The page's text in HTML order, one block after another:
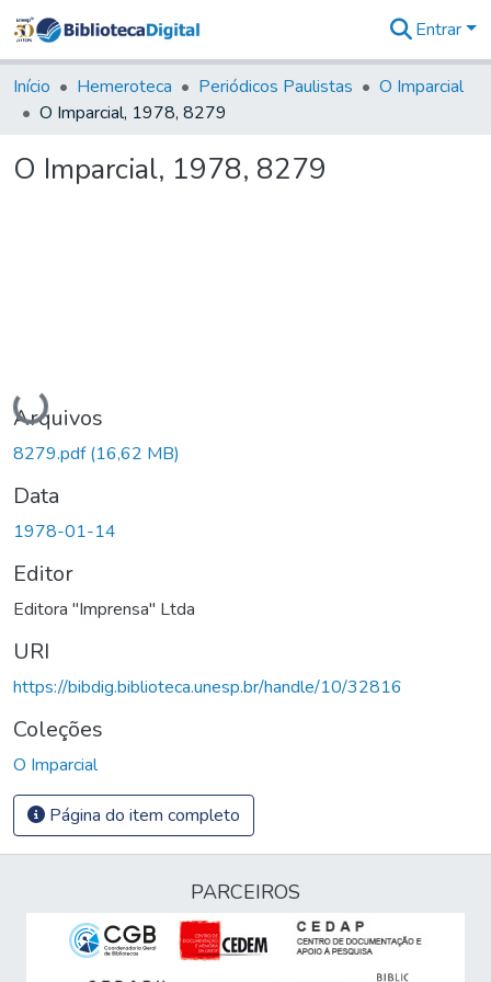
&
Coleções
Tudo na
Digital
Entrar
Início Hemeroteca Periódicos Paulistas
O Imparcial
O Imparcial, 1978, 8279
O Imparcial, 1978, 8279
Carregando...
Arquivos
8279.pdf(16,62 MB)
Data
1978-01-14
Editor
Editora "Imprensa" Ltda
URI
https://bibdig.biblioteca.unesp.br/handle/10/32816
Coleções
O Imparcial
Página do item completo
PARCEIROS